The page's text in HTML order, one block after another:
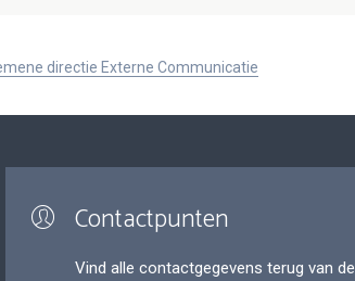
directie Externe Communicatie
Contactpunten
Vind alle contactgegevens terug van de